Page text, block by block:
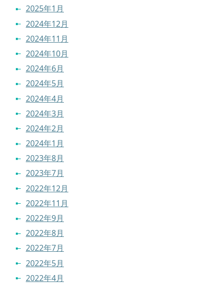
2025年1月
2024年12月
2024年11月
2024年10月
2024年6月
2024年5月
2024年4月
2024年3月
2024年2月
2024年1月
2023年8月
2023年7月
2022年12月
2022年11月
2022年9月
2022年8月
2022年7月
2022年5月
2022年4月